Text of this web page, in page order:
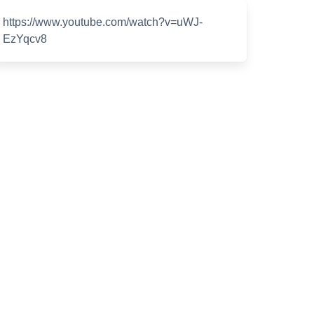
https://www.youtube.com/watch?v=uWJ-
EzYqcv8